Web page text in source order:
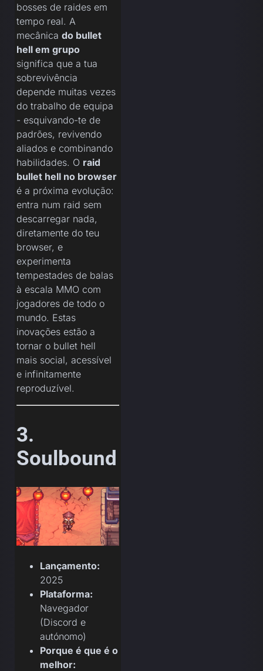
bosses de raides em
tempo real. A
mecânicado bullet
hell em grupo
significa que a tua
sobrevivência
depende muitas vezes
do trabalho de equipa
- esquivando-te de
padrões, revivendo
aliados e combinando
habilidades. O raid
bullet hell no browser
é a próxima evolução:
entra num raid sem
descarregar nada,
diretamente do teu
browser, e
experimenta
tempestades de balas
à escala MMO com
jogadores de todo o
mundo. Estas
inovações estão a
tornar o bullet hell
mais social, acessível
e infinitamente
reproduzível.
3.
Soulbound
Lançamento:
2025
Plataforma:
Navegador
(Discord e
autónomo)
Porque é que é o
melhor: